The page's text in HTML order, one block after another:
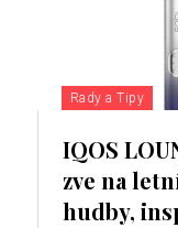
Rady a Tipy
IQOS
zve na
hudby,